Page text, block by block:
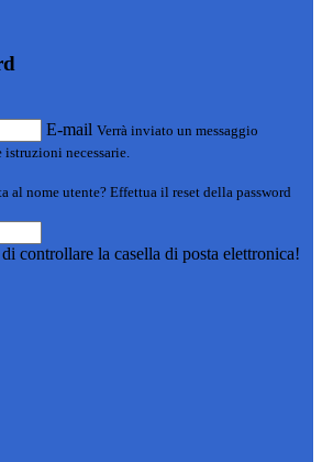
E-mail Verrà inviato un messaggio
necessarie.
al nome utente? Effettua il reset della password
controllare la casella di posta elettronica!